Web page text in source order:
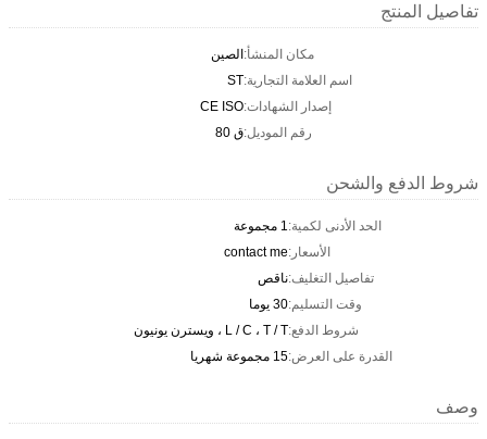
تفاصيل المنتج
مكان المنشأ:الصين
اسم العلامة التجارية:ST
إصدار الشهادات:CE ISO
رقم الموديل:ق 80
شروط الدفع والشحن
الحد الأدنى لكمية:1 مجموعة
الأسعار:contact me
تفاصيل التغليف:ناقص
وقت التسليم:30 يوما
شروط الدفع:L / C ، T / T ، ويسترن يونيون
القدرة على العرض:15 مجموعة شهريا
وصف